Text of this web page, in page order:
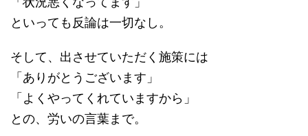
といっても反論は一切なし。
そして、出させていただく施策には
「ありがとうございます」
「よくやってくれていますから」
との、労いの言葉まで。